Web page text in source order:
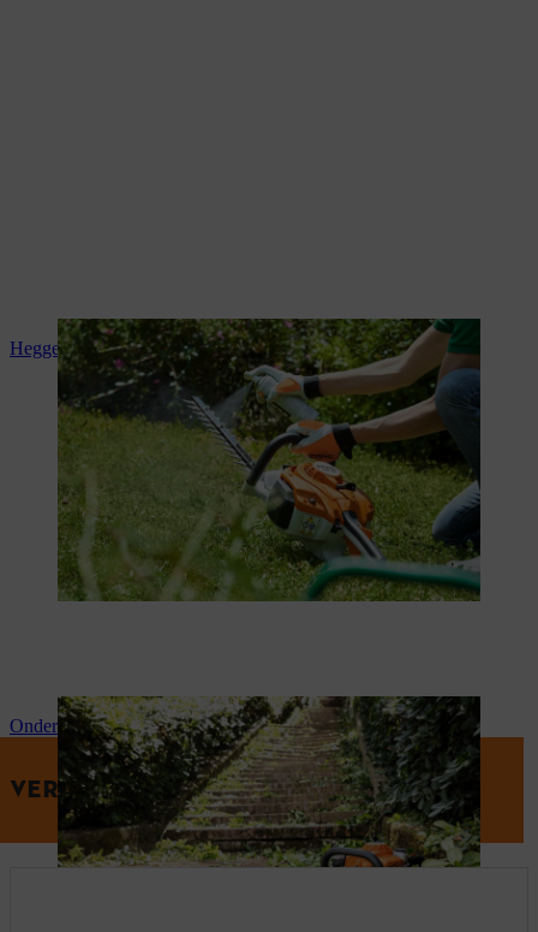
Heggenschaar reinigen
Onderhoud van de heggenschaar
VERZORG JE HEGGENSCHAAR GOED